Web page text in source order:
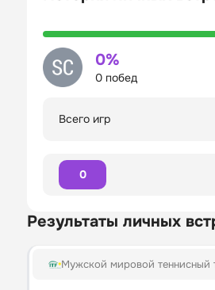
0%
0 побед
Всего игр
0
Результаты личных
Мужской мировой теннисный